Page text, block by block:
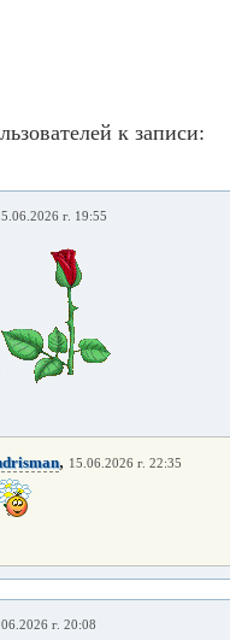
к записи:
г. 19:55
, 15.06.2026 г. 22:35
г. 20:08